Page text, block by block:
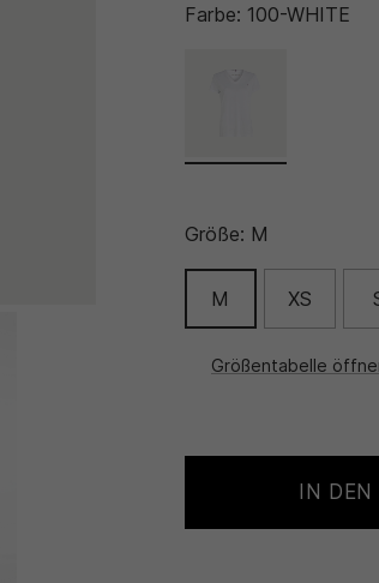
Farbe: 100-WHITE
Größe: M
M XS
Größentabelle
IN